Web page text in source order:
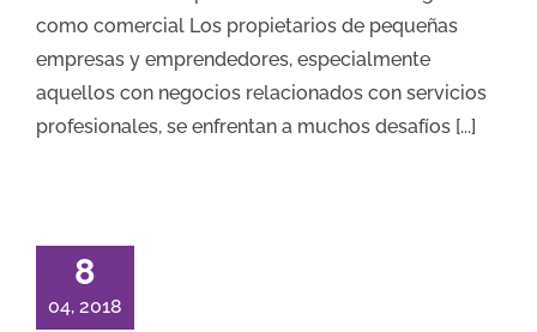
como comercial Los propietarios de pequeñas
empresas y emprendedores, especialmente
aquellos con negocios relacionados con servicios
profesionales, se enfrentan a muchos desafíos [...]
8
04, 2018